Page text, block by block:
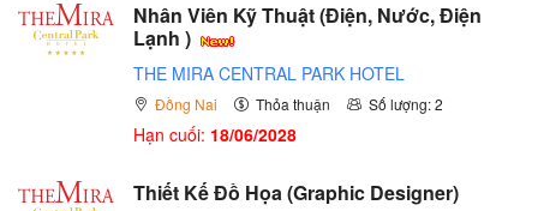
Nhân Viên Kỹ Thuật (Điện, Nước, Điện
Lạnh )
THE MIRA CENTRAL PARK HOTEL
Đồng Nai Thỏa thuận Số lượng: 2
Hạn cuối: 18/06/2028
Thiết Kế Đồ Họa (Graphic Designer)